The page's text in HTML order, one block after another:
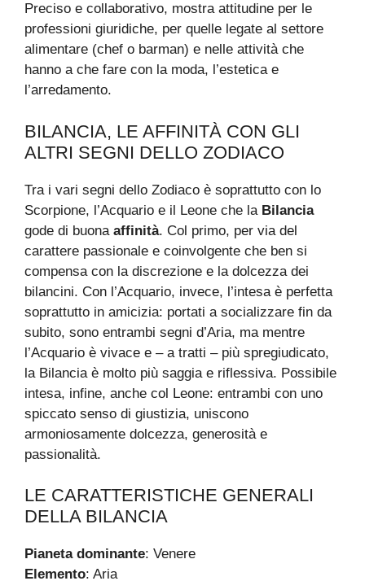
Preciso e collaborativo, mostra attitudine per le
professioni giuridiche, per quelle legate al settore
alimentare (chef o barman) e nelle attività che
hanno a che fare con la moda, l’estetica e
l’arredamento.
BILANCIA, LE AFFINITÀ CON GLI
ALTRI SEGNI DELLO ZODIACO
Tra i vari segni dello Zodiaco è soprattutto con lo
Scorpione, l’Acquario e il Leone che la Bilancia
gode di buona affinità. Col primo, per via del
carattere passionale e coinvolgente che ben si
compensa con la discrezione e la dolcezza dei
bilancini. Con l’Acquario, invece, l’intesa è perfetta
soprattutto in amicizia: portati a socializzare fin da
subito, sono entrambi segni d’Aria, ma mentre
l’Acquario è vivace e – a tratti – più spregiudicato,
la Bilancia è molto più saggia e riflessiva. Possibile
intesa, infine, anche col Leone: entrambi con uno
spiccato senso di giustizia, uniscono
armoniosamente dolcezza, generosità e
passionalità.
LE CARATTERISTICHE GENERALI
DELLA BILANCIA
Pianeta dominante: Venere
Elemento: Aria